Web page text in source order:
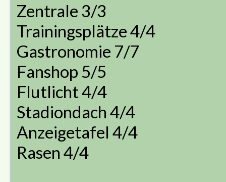
Zentrale 3/3
Trainingsplätze 4/4
Gastronomie 7/7
Fanshop 5/5
Flutlicht 4/4
Stadiondach 4/4
Anzeigetafel 4/4
Rasen 4/4